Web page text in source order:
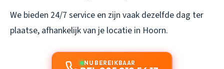
We bieden 24/7 service en zijn vaak dezelfde dag ter
plaatse, afhankelijk van je locatie in Hoorn.
NU BEREIKBAAR